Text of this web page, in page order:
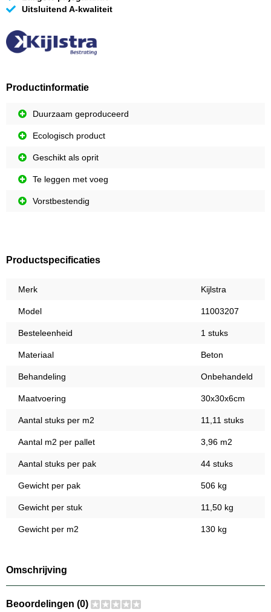
Uitsluitend A-kwaliteit
Productinformatie
Duurzaam geproduceerd
Ecologisch product
Geschikt als oprit
Te leggen met voeg
Vorstbestendig
Productspecificaties
Merk Kijlstra
Model 11003207
Besteleenheid 1 stuks
Materiaal Beton
Behandeling Onbehandeld
Maatvoering 30x30x6cm
Aantal stuks per m2 11,11 stuks
Aantal m2 per pallet 3,96 m2
Aantal stuks per pak 44 stuks
Gewicht per pak 506 kg
Gewicht per stuk 11,50 kg
Gewicht per m2 130 kg
Omschrijving
Beoordelingen (0)